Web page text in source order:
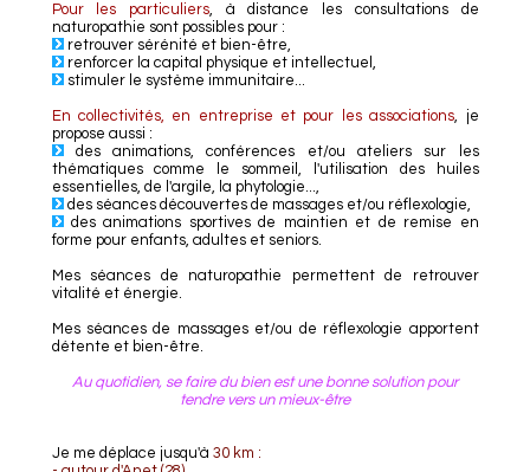
Pour les particuliers, à distance les consultations de
naturopathie sont possibles pour :
retrouver sérénité et bien-être,
renforcer la capital physique et intellectuel,
stimuler le système immunitaire...
En collectivités, en entreprise et pour les associations, je
propose aussi :
des animations, conférences et/ou ateliers sur les
thématiques comme le sommeil, l'utilisation des huiles
essentielles, de l'argile, la phytologie...,
des séances découvertes de massages et/ou réflexologie,
des animations sportives de maintien et de remise en
forme pour enfants, adultes et seniors.
Mes séances de naturopathie permettent de retrouver
vitalité et énergie.
Mes séances de massages et/ou de réflexologie apportent
détente et bien-être.
Au quotidien, se faire du bien est une bonne solution pour
tendre vers un mieux-être
Je me déplace jusqu'à 30 km :